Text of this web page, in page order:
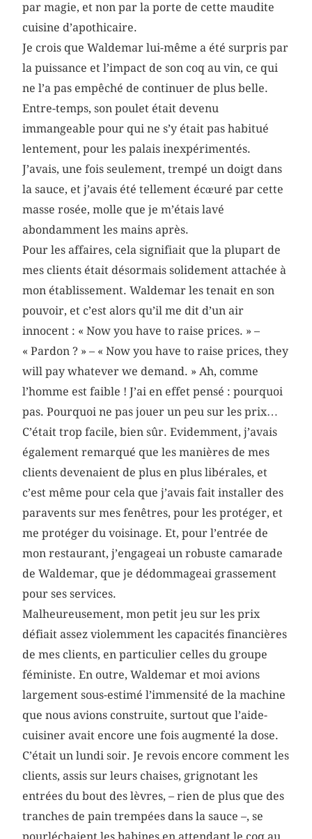
par magie, et non par la porte de cette maudite
cuisine d’apothicaire.
Je crois que Waldemar lui-même a été surpris par
la puissance et l’impact de son coq au vin, ce qui
ne l’a pas empêché de continuer de plus belle.
Entre-temps, son poulet était devenu
immangeable pour qui ne s’y était pas habitué
lentement, pour les palais inexpérimentés.
J’avais, une fois seulement, trempé un doigt dans
la sauce, et j’avais été tellement écœuré par cette
masse rosée, molle que je m’étais lavé
abondamment les mains après.
Pour les affaires, cela signifiait que la plupart de
mes clients était désormais solidement attachée à
mon établissement. Waldemar les tenait en son
pouvoir, et c’est alors qu’il me dit d’un air
innocent : « Now you have to raise prices. » –
« Pardon ? » – « Now you have to raise prices, they
will pay whatever we demand. » Ah, comme
l’homme est faible ! J’ai en effet pensé : pourquoi
pas. Pourquoi ne pas jouer un peu sur les prix…
C’était trop facile, bien sûr. Evidemment, j’avais
également remarqué que les manières de mes
clients devenaient de plus en plus libérales, et
c’est même pour cela que j’avais fait installer des
paravents sur mes fenêtres, pour les protéger, et
me protéger du voisinage. Et, pour l’entrée de
mon restaurant, j’engageai un robuste camarade
de Waldemar, que je dédommageai grassement
pour ses services.
Malheureusement, mon petit jeu sur les prix
défiait assez violemment les capacités financières
de mes clients, en particulier celles du groupe
féministe. En outre, Waldemar et moi avions
largement sous-estimé l’immensité de la machine
que nous avions construite, surtout que l’aide-
cuisiner avait encore une fois augmenté la dose.
C’était un lundi soir. Je revois encore comment les
clients, assis sur leurs chaises, grignotant les
entrées du bout des lèvres, – rien de plus que des
tranches de pain trempées dans la sauce –, se